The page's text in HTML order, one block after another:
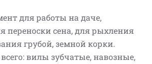
для работы на даче,
переноски сена, для рыхления
грубой, земной корки.
вилы зубчатые, навозные,